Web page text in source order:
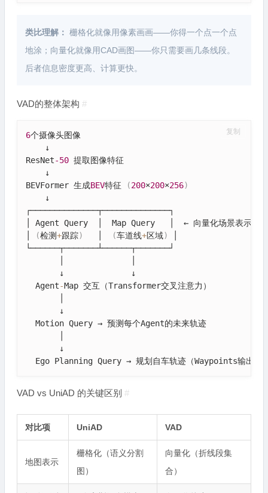
类比理解： 栅格化就像用像素画画——你得一个点一个点
地涂；向量化就像用CAD画图——你只需要画几条线段。
后者信息密度更高、计算更快。
VAD的整体架构 #
6个摄像头图像
    ↓
ResNet-50 提取图像特征
    ↓
BEVFormer 生成BEV特征 (200×200×256)
    ↓
┌──────────────┬──────────────┐
│ Agent Query  │  Map Query   │  ← 向量化场景表示
(检测+跟踪) (车道线+区域)
└──────┬───────┴──────┬───────┘
       ↓              ↓
  Agent
-Map 交互（Transformer交叉注意力）
       ↓
  Motion Query → 预测每个Agent的未来轨迹
       ↓
  Ego Planning Query → 规划自车轨迹（Waypoints输出）
复制
VAD vs UniAD 的关键区别 #
对比项 UniAD VAD
地图表示
栅格化（语义分割
图）
向量化（折线段集
合）